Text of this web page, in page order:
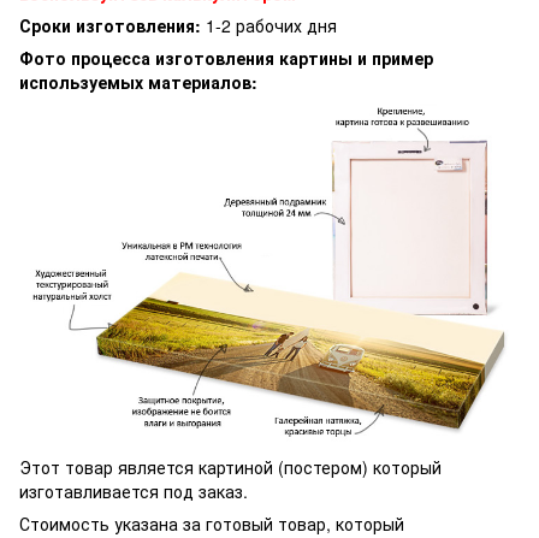
Сроки изготовления: 1-2 рабочих дня
Фото процесса изготовления картины и пример
используемых материалов:
Этот товар является картиной (постером) который
изготавливается под заказ.
Стоимость указана за готовый товар, который